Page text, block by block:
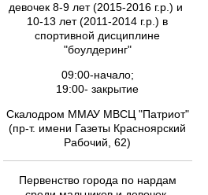
девочек 8-9 лет (2015-2016 г.р.) и
10-13 лет (2011-2014 г.р.) в
спортивной дисциплине
"боулдеринг"
09:00-начало;
19:00- закрытие
Скалодром ММАУ МВСЦ "Патриот"
(пр-т. имени Газеты Красноярский
Рабочий, 62)
Первенство города по нардам